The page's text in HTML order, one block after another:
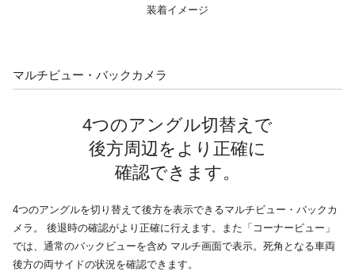
装着イメージ
マルチビュー・バックカメラ
4つのアングル切替えで
後方周辺を より正確に
確認できます。
4つのアングルを切り替えて後方を表示できるマルチビュー・バックカ
メラ。 後退時の確認がより正確に行えます。また「コーナービュー」
では、通常のバックビューを含め マルチ画面で表示。死角となる車両
後方の両サイドの状況を確認できます。